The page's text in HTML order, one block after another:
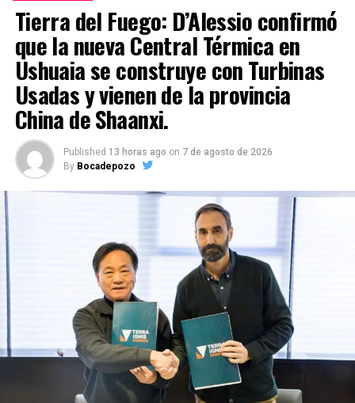
Tierra del Fuego: D’Alessio confirmó
que la nueva Central Térmica en
Ushuaia se construye con Turbinas
Usadas y vienen de la provincia
China de Shaanxi.
Published 13 horas ago on 7 de agosto de 2026
By Bocadepozo